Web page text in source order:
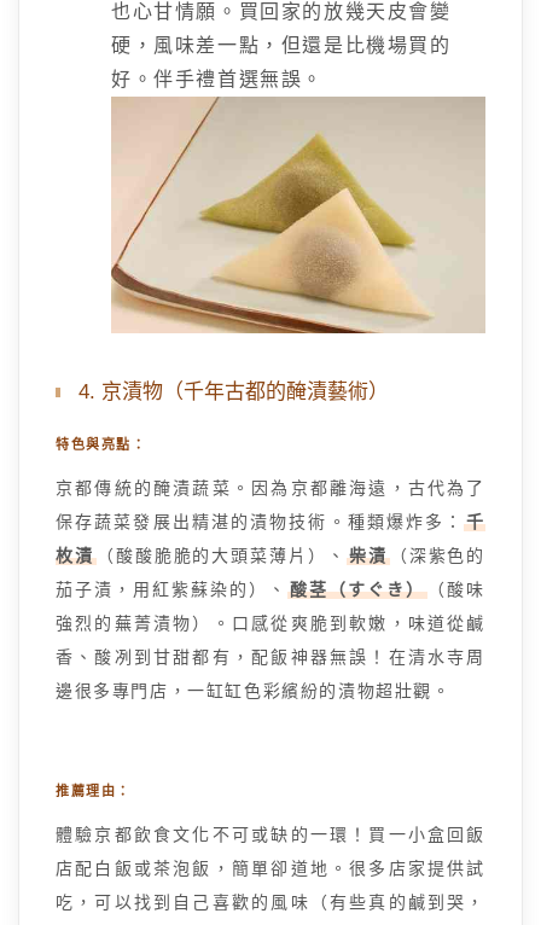
也心甘情願。買回家的放幾天皮會變
硬，風味差一點，但還是比機場買的
好。伴手禮首選無誤。
4. 京漬物（千年古都的醃漬藝術）
特色與亮點：
京都傳統的醃漬蔬菜。因為京都離海遠，古代為了
保存蔬菜發展出精湛的漬物技術。種類爆炸多：千
枚漬（酸酸脆脆的大頭菜薄片）、 柴漬（深紫色的
茄子漬，用紅紫蘇染的）、酸茎（すぐき）
（酸味
強烈的蕪菁漬物）。口感從爽脆到軟嫩，味道從鹹
香、酸冽到甘甜都有，配飯神器無誤！在清水寺周
邊很多專門店，一缸缸色彩繽紛的漬物超壯觀。
推薦理由：
體驗京都飲食文化不可或缺的一環！買一小盒回飯
店配白飯或茶泡飯，簡單卻道地。很多店家提供試
吃，可以找到自己喜歡的風味（有些真的鹹到哭，